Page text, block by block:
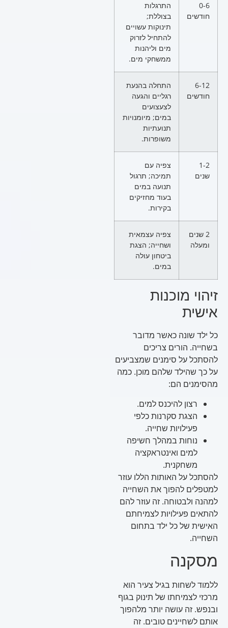
0-6
חודשים
התרגלות
בצוללת;
תינוקות עשויים
להתחיל לזרוק
מים וליהנות
ממשחקי מים.
6-12
חודשים
התחלה בהנעת
רגליים והגעה
לצעצועים
במים; מיומנויות
תנועתיות
משופרות.
1-2
שנים
צפיה עם
תמיכה; תרגול
תנועה במים
בעוד מחזיקים
בקירות.
2 שנים
ומעלה
צפיה עצמאית
ושחייה; הצגת
ביטחון עולה
במים.
זיהוי מוכנות
אישית
כל ילד שונה כאשר מדובר
בשחייה. הורים צריכים
להסתכל על סימנים שמצביעים
על כך שהילד שלהם מוכן. כמה
מהסימנים הם:
רצון להיכנס למים.
הצגת סקרנות כלפי
פעילויות שחייה.
נוחות במהלך חשיפה
למים ואינטראקציה
משחקנית.
להסתכל על האותות הללו עוזר
למטפלים להפוך את השחייה
למהנה ולבטוחה. זה עוזר להם
להתאים פעילויות לצמיחתם
האישית של כל ילד בתחום
השחייה.
מסקנה
ללמוד לשחות בגיל צעיר הוא
מרכזי לצמיחתו של תינוק בגוף
ובנפש. זה עושה יותר מלהפוך
אותם לשחיינים טובים. זה